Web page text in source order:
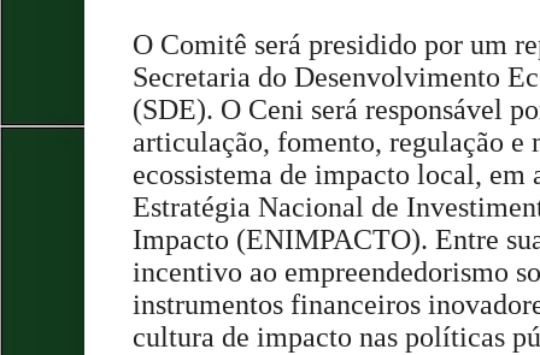
O Comitê será presidido por um
Secretaria do Desenvolvimento
(SDE). O Ceni será responsável
articulação, fomento, regulação e
ecossistema de impacto local, em
Estratégia Nacional de
Impacto (ENIMPACTO). Entre
incentivo ao empreendedorismo
instrumentos financeiros
cultura de impacto nas políticas